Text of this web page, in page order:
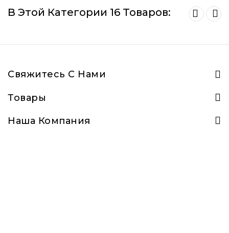
В Этой Категории 16 Товаров:
Свяжитесь С Нами
Товары
Наша Компания